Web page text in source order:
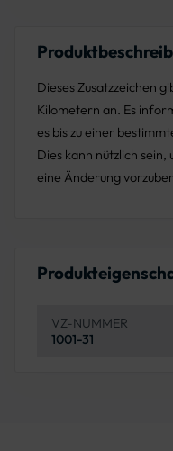
Dieses Zusatzzeichen
Kilometern an. Es
es bis zu einer
Dies kann nützlich
eine Änderung
VZ-NUMMER
1001-31